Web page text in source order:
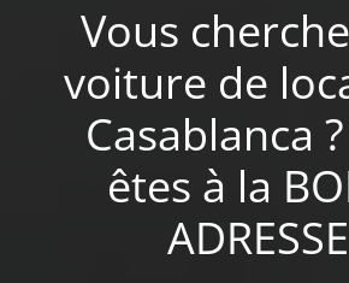
Vous
voiture de
Casablanca
êtes à la